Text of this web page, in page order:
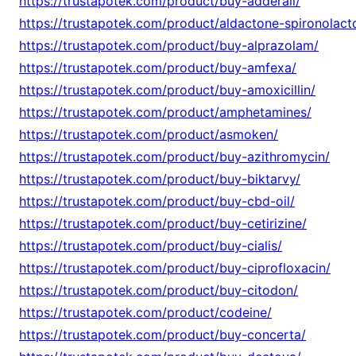
https://trustapotek.com/product/aldactone-
https://trustapotek.com/product/buy-alprazolam/
https://trustapotek.com/product/buy-amfexa/
https://trustapotek.com/product/buy-amoxicillin/
https://trustapotek.com/product/amphetamines/
https://trustapotek.com/product/asmoken/
https://trustapotek.com/product/buy-azithromycin/
https://trustapotek.com/product/buy-biktarvy/
https://trustapotek.com/product/buy-cbd-oil/
https://trustapotek.com/product/buy-cetirizine/
https://trustapotek.com/product/buy-cialis/
https://trustapotek.com/product/buy-ciprofloxacin/
https://trustapotek.com/product/buy-citodon/
https://trustapotek.com/product/codeine/
https://trustapotek.com/product/buy-concerta/